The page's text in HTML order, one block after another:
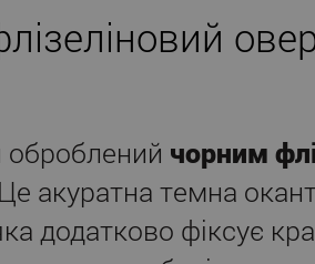
чорним
акуратна темна
додатково фіксує